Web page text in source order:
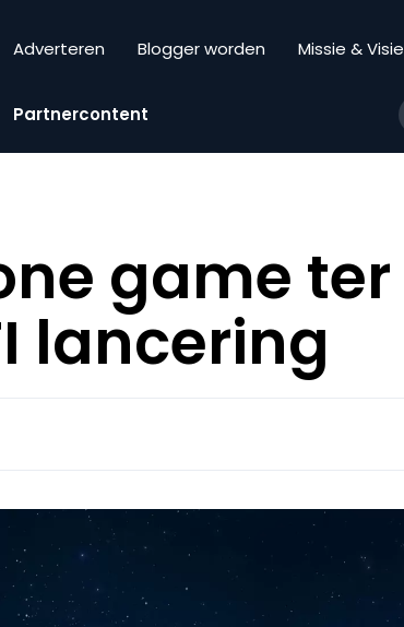
Adverteren Blogger worden Missie & Visie
Partnercontent
game ter
lancering